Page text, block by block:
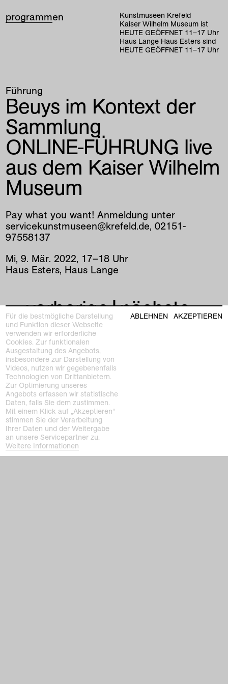
programmen
Kunstmuseen Krefeld
Kaiser Wilhelm Museum ist
HEUTE GEÖFFNET 11–17 Uhr
Haus Lange Haus Esters sind
HEUTE GEÖFFNET 11–17 Uhr
Führung
Beuys im Kontext der
Sammlung
ONLINE-FÜHRUNG live
aus dem Kaiser Wilhelm
Museum
Pay what you want! Anmeldung unter
servicekunstmuseen@krefeld.de, 02151-
97558137
Mi,9. Mär. 2022, 17–18 Uhr
Haus Esters, Haus Lange
vorherige|nächste
Kunstmuseen Krefeld
+49 2151 975580
e-mail
kunstmuseenkrefeld.de
K+ Café im KWM
+49 2151 4427750
e-mail
Für die bestmögliche Darstellung
und Funktion dieser Webseite
verwenden wir erforderliche
Cookies. Zur funktionalen
Ausgestaltung des Angebots,
insbesondere zur Darstellung von
Videos, nutzen wir gegebenenfalls
Technologien von Drittanbietern.
Zur Optimierung unseres
Angebots erfassen wir statistische
Daten, falls Sie dem zustimmen.
Mit einem Klick auf „Akzeptieren“
stimmen Sie der Verarbeitung
Ihrer Daten und der Weitergabe
an unsere Servicepartner zu.
Weitere Informationen
ABLEHNEN AKZEPTIEREN